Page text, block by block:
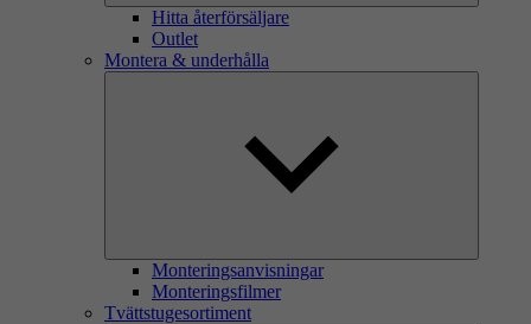
Hitta återförsäljare
Outlet
Montera & underhålla
Monteringsanvisningar
Monteringsfilmer
Tvättstugesortiment